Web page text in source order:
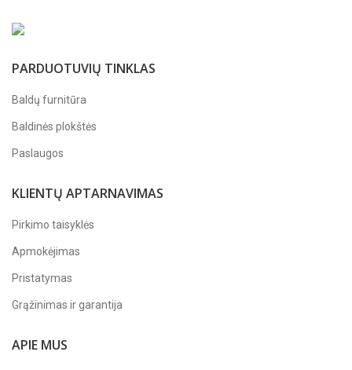
PARDUOTUVIŲ TINKLAS
Baldų furnitūra
Baldinės plokštės
Paslaugos
KLIENTŲ APTARNAVIMAS
Pirkimo taisyklės
Apmokėjimas
Pristatymas
Grąžinimas ir garantija
APIE MUS